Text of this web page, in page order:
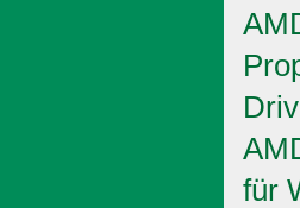
für